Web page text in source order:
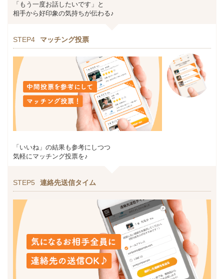
「もう一度お話したいです」と
相手から好印象の気持ちが伝わる♪
STEP4 マッチング投票
「いいね」の結果も参考にしつつ
気軽にマッチング投票を♪
STEP5 連絡先送信タイム